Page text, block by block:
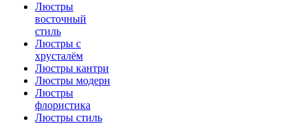
Люстры
восточный
стиль
Люстры с
хрусталём
Люстры кантри
Люстры модерн
Люстры
флористика
Люстры стиль